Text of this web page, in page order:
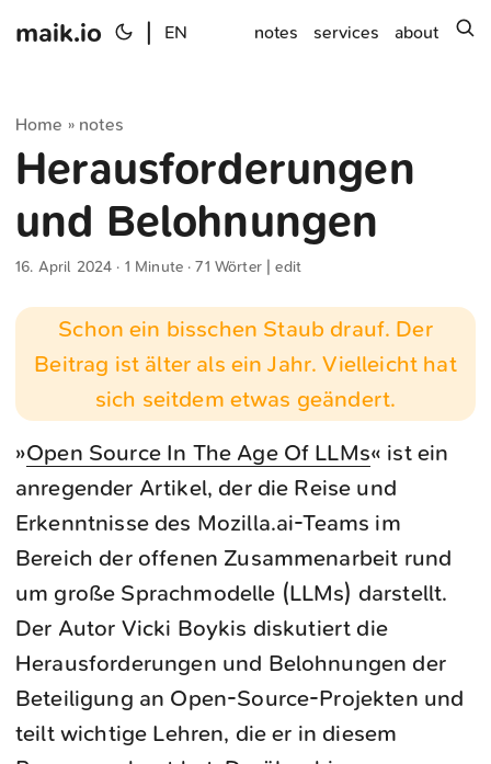
maik.io EN notes services about
Home » notes
Herausforderungen
und Belohnungen
16. April 2024 · 1 Minute · 71 Wörter |edit
Schon ein bisschen Staub drauf. Der
Beitrag ist älter als ein Jahr. Vielleicht hat
sich seitdem etwas geändert.
»Open Source In The Age Of LLMs« ist ein
anregender Artikel, der die Reise und
Erkenntnisse des Mozilla.ai-Teams im
Bereich der offenen Zusammenarbeit rund
um große Sprachmodelle (LLMs) darstellt.
Der Autor Vicki Boykis diskutiert die
Herausforderungen und Belohnungen der
Beteiligung an Open-Source-Projekten und
teilt wichtige Lehren, die er in diesem